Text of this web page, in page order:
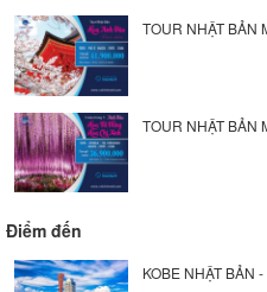
TOUR NHẬT BẢN
TOUR NHẬT BẢN
Điểm đến
KOBE NHẬT BẢN